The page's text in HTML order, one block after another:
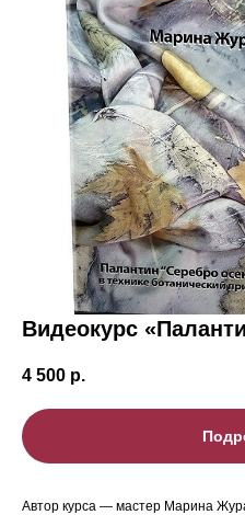
Видеокурс
4 500 р.
Автор курса — мастер Марина